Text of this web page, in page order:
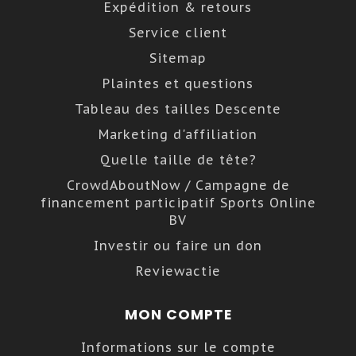
Toutes nos vestes et combinaisons de ski
techniques sont composées à 51% de
polyester recyclé issu de bouteilles en
Nous avons visité les usines et vu ce
processus dès le début, ce qui nous a
époustouflé. Et nous parions que vous vous
demandez aussi comment les bouteilles en
plastique deviennent des vestes de ski ? Eh
Les bouteilles en plastique sont divisées
par couleur, puis nettoyées, leurs
ensuite des granulés.
Les pellets sont ensuite acheminés via
Expédition & retours
Service client
Sitemap
Plaintes et questions
Tableau des tailles Descente
Marketing d'affiliation
Quelle taille de tête?
CrowdAboutNow / Campagne de
financement participatif Sports Online
BV
Investir ou faire un don
Reviewactie
MON COMPTE
Informations sur le compte